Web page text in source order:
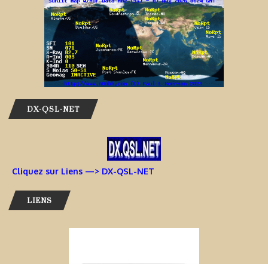
DX-QSL-NET
Cliquez sur Liens —> DX-QSL-NET
LIENS